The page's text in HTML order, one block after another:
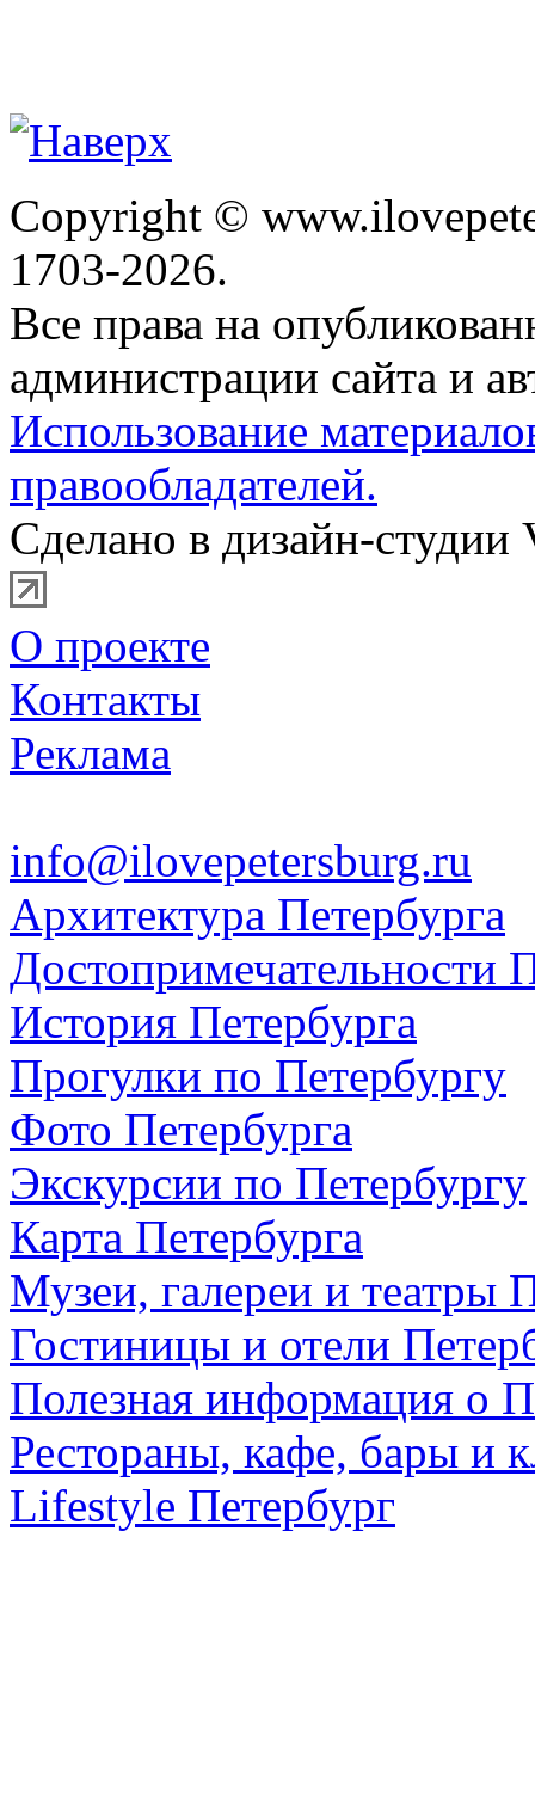
Copyright ©
1703-2026.
Все права на
администрации сайта и
Использование
правообладателей.
Сделано в дизайн-студии
О проекте
Контакты
Реклама
info@ilovepetersburg.ru
Архитектура Петербурга
Достопримечательности
История Петербурга
Прогулки по Петербургу
Фото Петербурга
Экскурсии по Петербургу
Карта Петербурга
Музеи, галереи и театры
Гостиницы и отели
Полезная информация о
Рестораны, кафе, бары и
Lifestyle Петербург